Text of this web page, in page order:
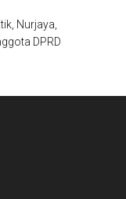
Nurjaya,
DPRD